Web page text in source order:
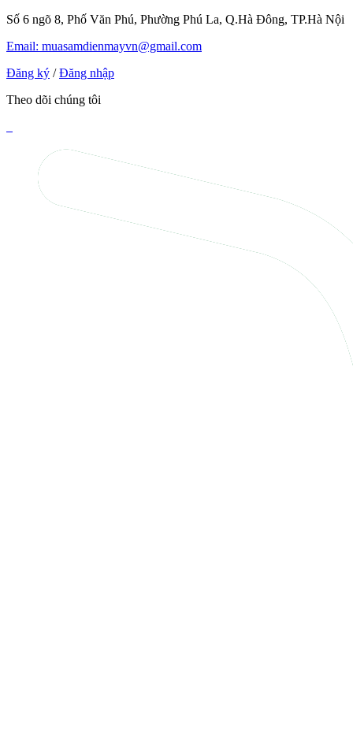
Số 6 ngõ 8, Phố Văn Phú, Phường Phú La, Q.Hà Đông, TP.Hà Nội
Email: muasamdienmayvn@gmail.com
Đăng ký / Đăng nhập
Theo dõi chúng tôi